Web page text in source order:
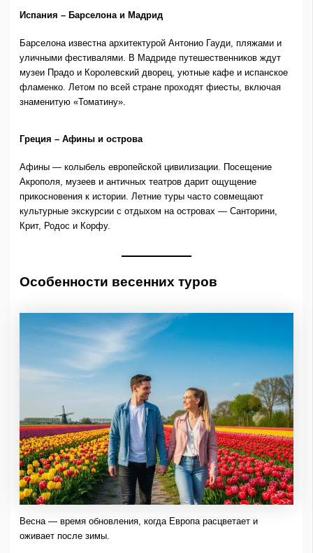
Испания – Барселона и Мадрид
Барселона известна архитектурой Антонио Гауди, пляжами и
уличными фестивалями. В Мадриде путешественников ждут
музеи Прадо и Королевский дворец, уютные кафе и испанское
фламенко. Летом по всей стране проходят фиесты, включая
знаменитую «Томатину».
Греция – Афины и острова
Афины — колыбель европейской цивилизации. Посещение
Акрополя, музеев и античных театров дарит ощущение
прикосновения к истории. Летние туры часто совмещают
культурные экскурсии с отдыхом на островах — Санторини,
Крит, Родос и Корфу.
Особенности весенних туров
Весна — время обновления, когда Европа расцветает и
оживает после зимы.